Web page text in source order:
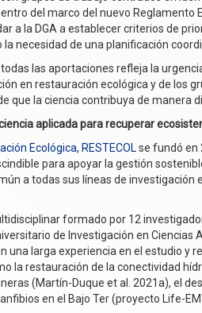
del marco del nuevo
a la DGA a establecer criterios de
necesidad de una planificación
las aportaciones refleja la
en restauración ecológica y de los
que la ciencia contribuya de
aplicada para recuperar
Ecológica,​ RESTECOL se fundó en
para apoyar la gestión
a todas sus líneas de
formado por 12
de Investigación en
una larga experiencia en el estudio
la restauración de la conectividad
(Martín-Duque et al. 2021a), el
en el Bajo Ter (proyecto Life-